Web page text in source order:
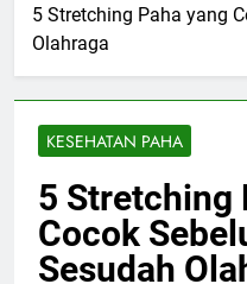
5 Stretching Paha yang
Olahraga
KESEHATAN PAHA
5 Stretching
Cocok
Sesudah